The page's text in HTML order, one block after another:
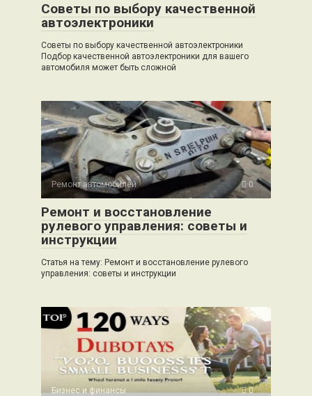
Советы по выбору качественной
автоэлектроники
Советы по выбору качественной автоэлектроники
Подбор качественной автоэлектроники для вашего
автомобиля может быть сложной
Ремонт автомобилей 0
Ремонт и восстановление
рулевого управления: советы и
инструкции
Статья на тему: Ремонт и восстановление рулевого
управления: советы и инструкции
Бизнес и финансы 0